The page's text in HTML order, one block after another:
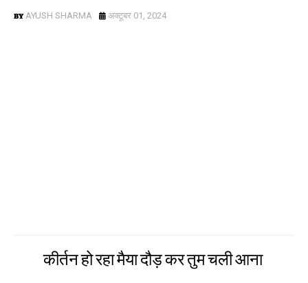
AYUSH SHARMA अक्टूबर 01, 2024
कीर्तन हो रहा मैया दौड़ कर तुम चली आना